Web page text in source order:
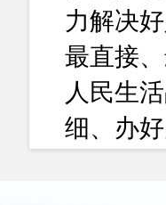
力解决
最直接
人民生
细、办